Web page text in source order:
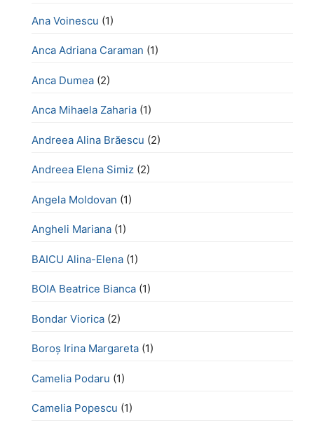
Ana Voinescu (1)
Anca Adriana Caraman (1)
Anca Dumea (2)
Anca Mihaela Zaharia (1)
Andreea Alina Brăescu (2)
Andreea Elena Simiz (2)
Angela Moldovan (1)
Angheli Mariana (1)
BAICU Alina-Elena (1)
BOIA Beatrice Bianca (1)
Bondar Viorica (2)
Boroş Irina Margareta (1)
Camelia Podaru (1)
Camelia Popescu (1)